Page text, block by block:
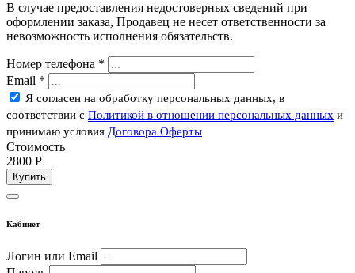
В случае предоставления недостоверных сведений при
оформлении заказа, Продавец не несет ответственности за
невозможность исполнения обязательств.
Номер телефона *
Email *
Я согласен на обработку персональных данных, в
соответствии с Политикой в отношении персональных данных и
принимаю условия Договора Оферты
Стоимость
2800 P
Купить
Кабинет
Логин или Email